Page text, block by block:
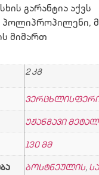
გარანტია აქვს
პოლიპროპილენი,
მიმართ
2 კგ
უჟანგავი
130 მმ
ბოსტნეულის,